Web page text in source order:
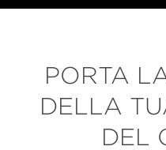
PORTA
DELLA
DEL